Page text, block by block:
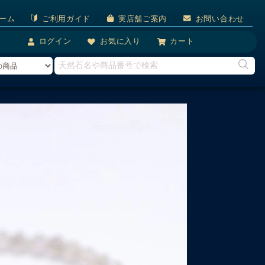
ム ご利用ガイド 実店舗ご案内 お問い合わせ
ログイン お気に入り カート